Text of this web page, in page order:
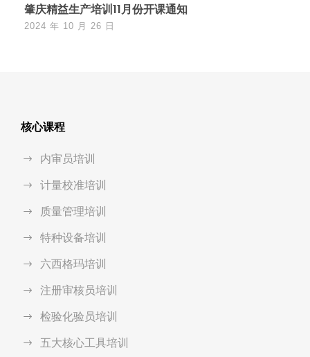
肇庆精益生产培训11月份开课通知
2024 年 10 月 26 日
核心课程
内审员培训
计量校准培训
质量管理培训
特种设备培训
六西格玛培训
注册审核员培训
检验化验员培训
五大核心工具培训